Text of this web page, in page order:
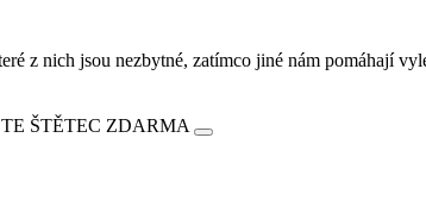
z nich jsou nezbytné, zatímco jiné nám pomáhají
ŠTĚTEC ZDARMA